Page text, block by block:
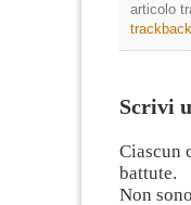
articolo
trackback
Scrivi
Ciascun
battute.
Non